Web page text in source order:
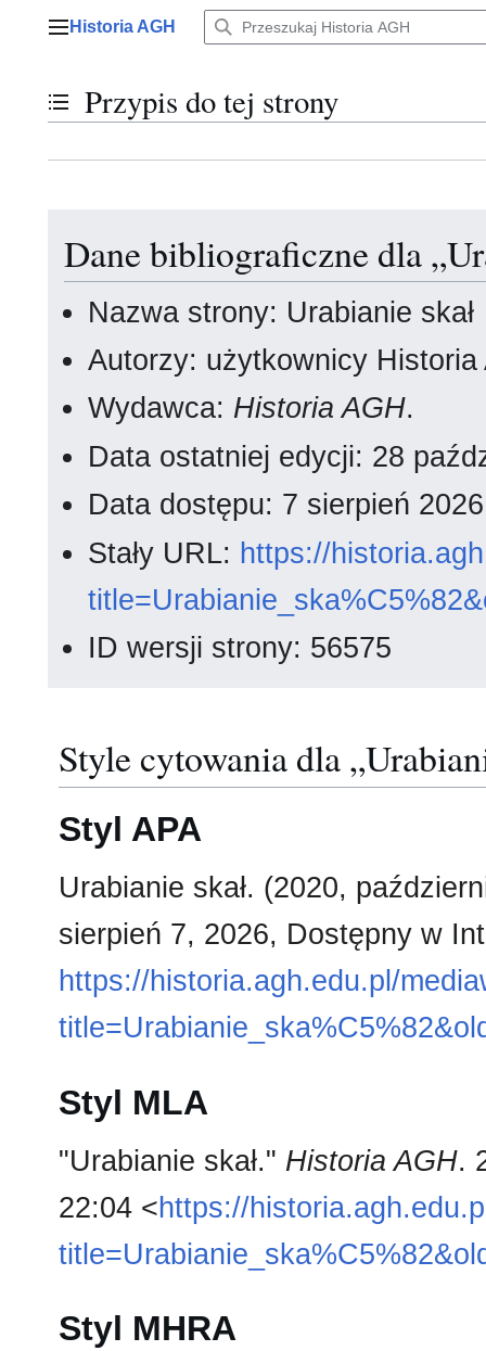
Menu główne
Historia AGH
Przełącz stan spisu treści
Przypis do tej strony
Dane bibliograficzne dla
Nazwa strony: Urabianie skał
Autorzy: użytkownicy Historia
Wydawca: Historia AGH.
Data ostatniej edycji: 28
Data dostępu: 7 sierpień
Stały URL: https://
ID wersji strony: 56575
Style cytowania dla
Styl APA
Urabianie skał. (2020,
sierpień 7, 2026, Dostępny w
https://historia.agh.edu.pl/
Styl MLA
"Urabianie skał." Historia AGH.
22:04 <https://
Styl MHRA